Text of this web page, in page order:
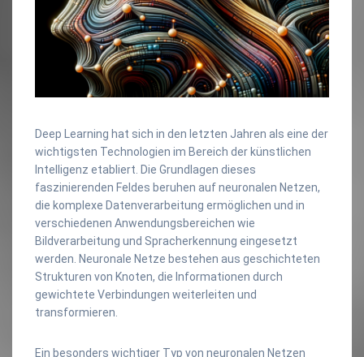
Deep Learning hat sich in den letzten Jahren als eine der
wichtigsten Technologien im Bereich der künstlichen
Intelligenz etabliert. Die Grundlagen dieses
faszinierenden Feldes beruhen auf neuronalen Netzen,
die komplexe Datenverarbeitung ermöglichen und in
verschiedenen Anwendungsbereichen wie
Bildverarbeitung und Spracherkennung eingesetzt
werden. Neuronale Netze bestehen aus geschichteten
Strukturen von Knoten, die Informationen durch
gewichtete Verbindungen weiterleiten und
transformieren.
Ein besonders wichtiger Typ von neuronalen Netzen